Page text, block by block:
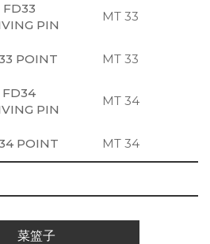
FD33
PIN
MT 33
POINT MT 33
FD34
PIN
MT 34
POINT MT 34
菜篮子